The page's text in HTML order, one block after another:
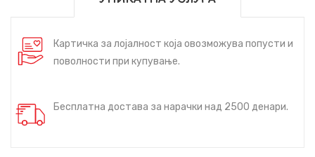
Картичка за лојалност која овозможува попусти и
поволности при купување.
Бесплатна достава за нарачки над 2500 денари.